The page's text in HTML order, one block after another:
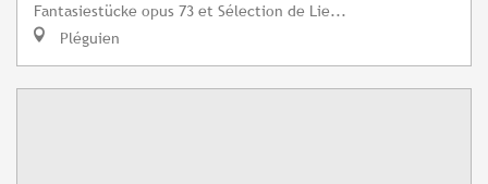
Fantasiestücke opus 73 et Sélection de Lie...
Pléguien